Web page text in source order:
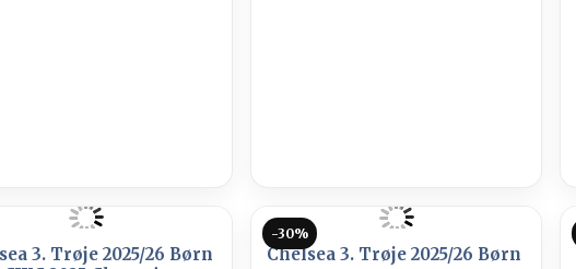
3. Trøje 2025/26 Børn
-30%
Chelsea 3. Trøje 2025/26 Børn